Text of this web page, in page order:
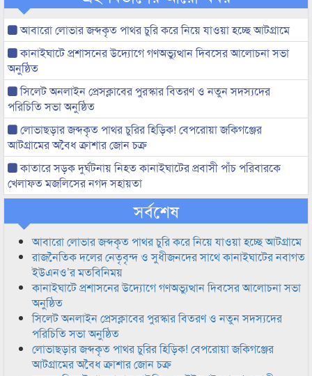
আবারো লোভার জব্দকৃত পাথর চুরি করে নিয়ে যাওয়া হচ্ছে আটগ্রামে
কানাইঘাটে প্রশাসনের উদ্যোগে গণঅভ্যুত্থান দিবসের আলোচনা সভা
অনুষ্ঠিত
সিলেট অনলাইন প্রেসক্লাবের পুরস্কার বিতরণ ও নতুন সদস্যদের
পরিচিতি সভা অনুষ্ঠিত
লোভাছড়ার জব্দকৃত পাথর চুরির হিড়িক! বেপরোয়া জকিগঞ্জের
আটগ্রামের অবৈধ ক্রাশার জোন চক্র
কাতারে সড়ক দুর্ঘটনায় নিহত কানাইঘাটের প্রবাসী পাঁচ পরিবারকে
খেলাফত মজলিসের নগদ সহায়তা
সর্বশেষ
আবারো লোভার জব্দকৃত পাথর চুরি করে নিয়ে যাওয়া হচ্ছে আটগ্রামে
রাজনৈতিক দলের নেতৃবৃন্দ ও সুধীজনদের সাথে কানাইঘাটের নবাগত
ইউএনও’র মতবিনিময়
কানাইঘাটে প্রশাসনের উদ্যোগে গণঅভ্যুত্থান দিবসের আলোচনা সভা
অনুষ্ঠিত
সিলেট অনলাইন প্রেসক্লাবের পুরস্কার বিতরণ ও নতুন সদস্যদের
পরিচিতি সভা অনুষ্ঠিত
লোভাছড়ার জব্দকৃত পাথর চুরির হিড়িক! বেপরোয়া জকিগঞ্জের
আটগ্রামের অবৈধ ক্রাশার জোন চক্র